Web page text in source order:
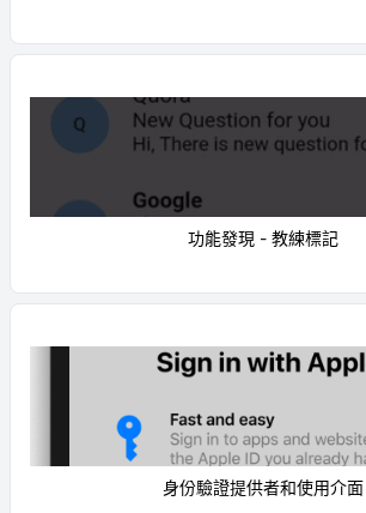
功能發現 - 教練標記
身份驗證提供者和使用介面